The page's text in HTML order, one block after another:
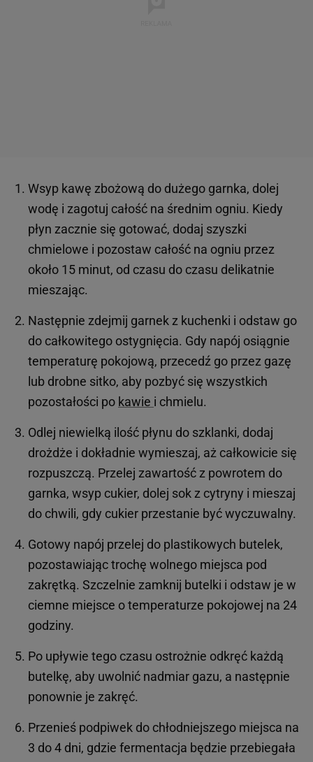
Wsyp kawę zbożową do dużego garnka, dolej
wodę i zagotuj całość na średnim ogniu. Kiedy
płyn zacznie się gotować, dodaj szyszki
chmielowe i pozostaw całość na ogniu przez
około 15 minut, od czasu do czasu delikatnie
mieszając.
Następnie zdejmij garnek z kuchenki i odstaw go
do całkowitego ostygnięcia. Gdy napój osiągnie
temperaturę pokojową, przecedź go przez gazę
lub drobne sitko, aby pozbyć się wszystkich
pozostałości po kawie i chmielu.
Odlej niewielką ilość płynu do szklanki, dodaj
drożdże i dokładnie wymieszaj, aż całkowicie się
rozpuszczą. Przelej zawartość z powrotem do
garnka, wsyp cukier, dolej sok z cytryny i mieszaj
do chwili, gdy cukier przestanie być wyczuwalny.
Gotowy napój przelej do plastikowych butelek,
pozostawiając trochę wolnego miejsca pod
zakrętką. Szczelnie zamknij butelki i odstaw je w
ciemne miejsce o temperaturze pokojowej na 24
godziny.
Po upływie tego czasu ostrożnie odkręć każdą
butelkę, aby uwolnić nadmiar gazu, a następnie
ponownie je zakręć.
Przenieś podpiwek do chłodniejszego miejsca na
3 do 4 dni, gdzie fermentacja będzie przebiegała